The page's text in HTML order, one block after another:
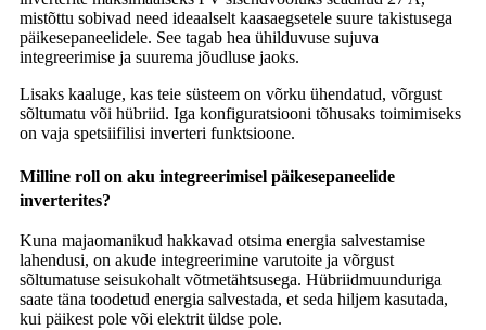
mistõttu sobivad need ideaalselt kaasaegsetele suure takistusega
päikesepaneelidele. See tagab hea ühilduvuse sujuva
integreerimise ja suurema jõudluse jaoks.
Lisaks kaaluge, kas teie süsteem on võrku ühendatud, võrgust
sõltumatu või hübriid. Iga konfiguratsiooni tõhusaks toimimiseks
on vaja spetsiifilisi inverteri funktsioone.
Milline roll on aku integreerimisel päikesepaneelide
inverterites?
Kuna majaomanikud hakkavad otsima energia salvestamise
lahendusi, on akude integreerimine varutoite ja võrgust
sõltumatuse seisukohalt võtmetähtsusega. Hübriidmuunduriga
saate täna toodetud energia salvestada, et seda hiljem kasutada,
kui päikest pole või elektrit üldse pole.